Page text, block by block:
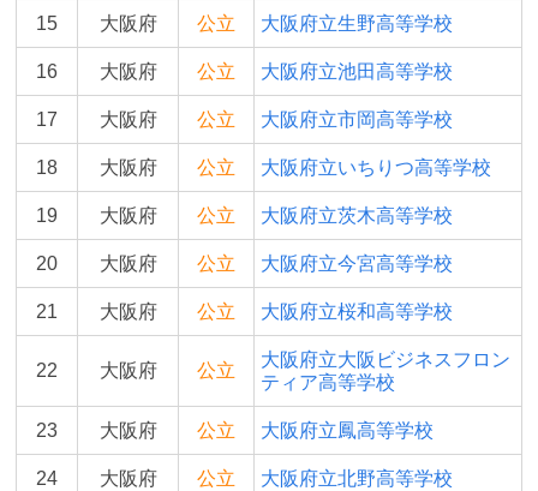
15 大阪府 公立 大阪府立生野高等学校
16 大阪府 公立 大阪府立池田高等学校
17 大阪府 公立 大阪府立市岡高等学校
18 大阪府 公立 大阪府立いちりつ高等学校
19 大阪府 公立 大阪府立茨木高等学校
20 大阪府 公立 大阪府立今宮高等学校
21 大阪府 公立 大阪府立桜和高等学校
22 大阪府 公立
大阪府立大阪ビジネスフロン
ティア高等学校
23 大阪府 公立 大阪府立鳳高等学校
24 大阪府 公立 大阪府立北野高等学校